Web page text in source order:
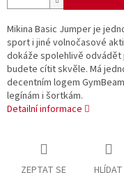
Mikina Basic Jumper je
sport i jiné volnočasové
dokáže spolehlivě
budete cítit skvěle. Má
decentním logem
legínám i šortkám.
Detailní informace
ZEPTAT SE HLÍDAT